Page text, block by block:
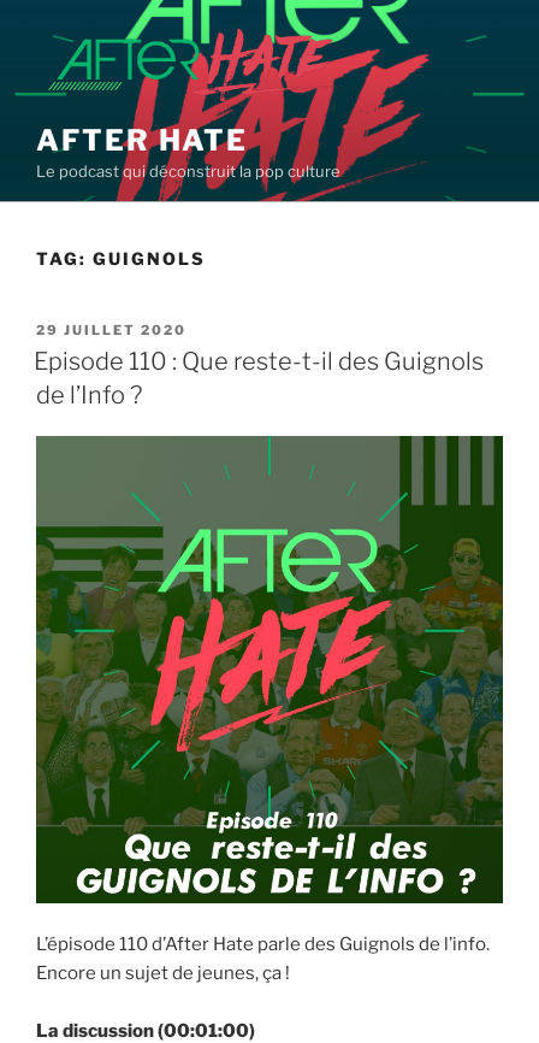
contenu
principal
AFTER HATE
Le podcast qui déconstruit la pop culture
TAG: GUIGNOLS
PUBLIÉ
LE
29 JUILLET 2020
Episode 110 : Que reste-t-il des Guignols
de l’Info ?
L’épisode 110 d’After Hate parle des Guignols de l’info.
Encore un sujet de jeunes, ça !
La discussion (00:01:00)